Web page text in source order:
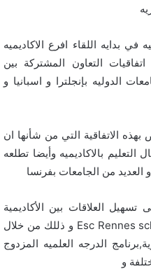
بدايه اللقاء افرع الاكاديميه
التعاون المشتركة بين
الدوليه بإنجلترا و اسبانيا و
الاتفاقية التي من شأنها ان
بالاكاديميه وأيضا تطلعه
و العديد من الجامعات بفرنسا
تسهيل العلاقات بين الأكاديمية
Esc Rennes و ذللك من خلال
الدرجه العلميه المزدوج
و